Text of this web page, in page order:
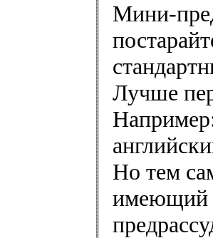
Мини-
Лучше
Но тем
имеющий